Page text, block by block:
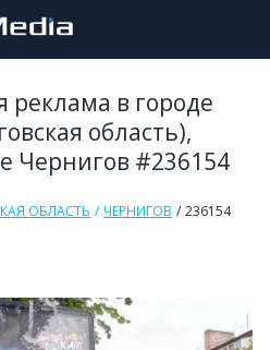
реклама в городе
область),
Чернигов #236154
ОБЛАСТЬ ЧЕРНИГОВ 236154